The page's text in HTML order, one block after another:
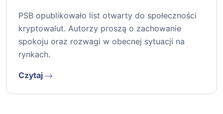
PSB opublikowało list otwarty do społeczności
kryptowalut. Autorzy proszą o zachowanie
spokoju oraz rozwagi w obecnej sytuacji na
rynkach.
Czytaj